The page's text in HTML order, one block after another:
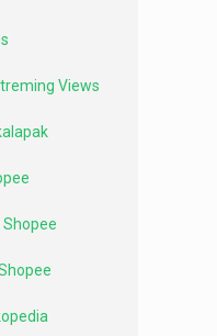
Views
Shopee